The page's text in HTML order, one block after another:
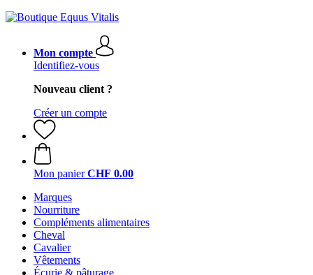
Mon compte
Identifiez-vous
Nouveau client ?
Créer un compte
Mon panier CHF 0.00
Marques
Nourriture
Compléments alimentaires
Cheval
Cavalier
Vêtements
Écurie & pâturage